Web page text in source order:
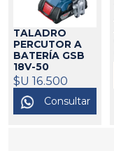
TALADRO
PERCUTOR A
BATERÍA GSB
18V-50
(CARCAZA)
BOSCH21013
$U 16.500
Consultar